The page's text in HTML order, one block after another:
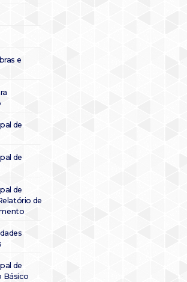
e
de
de
de
de
de
Básico